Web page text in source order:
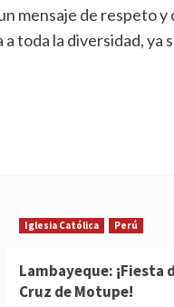
mensaje de respeto
toda la diversidad, ya
Iglesia Católica Perú
Lambayeque: ¡Fiesta
Cruz de Motupe!